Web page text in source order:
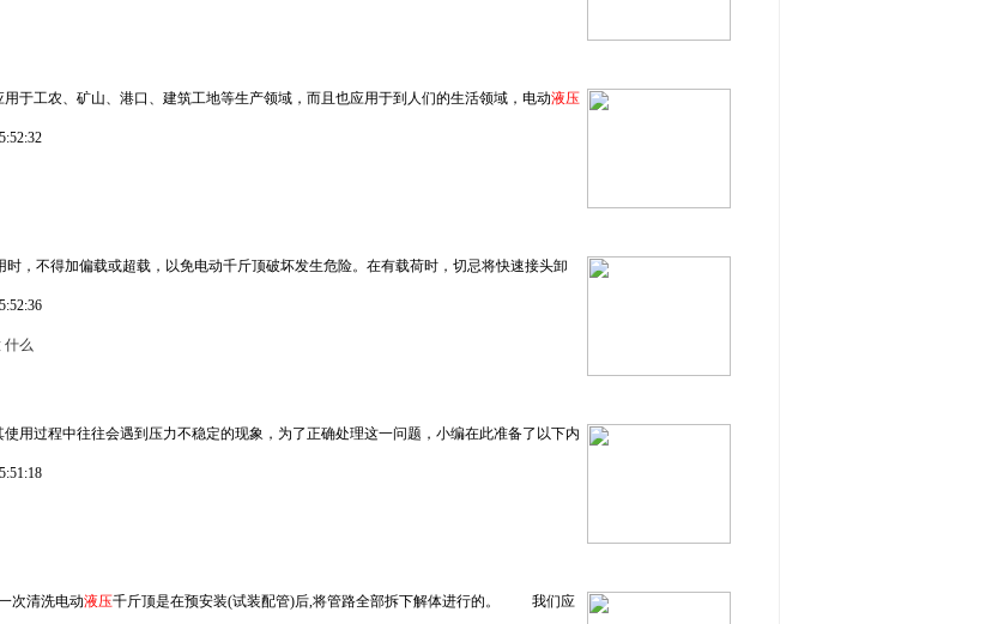
于工农、矿山、港口、建筑工地等生产领域，而且也应用于到人们的生活领域，电动液压
不得加偏载或超载，以免电动千斤顶破坏发生危险。在有载荷时，切忌将快速接头卸
什么
用过程中往往会遇到压力不稳定的现象，为了正确处理这一问题，小编在此准备了以下内
次清洗电动液压千斤顶是在预安装(试装配管)后,将管路全部拆下解体进行的。 我们应